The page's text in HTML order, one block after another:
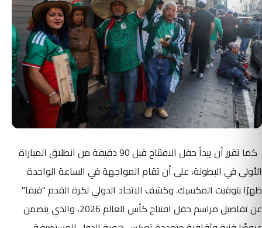
كما تقرر أن يبدأ حفل الافتتاح قبل 90 دقيقة من انطلاق المباراة
الأولى في البطولة، على أن تقام المواجهة في الساعة الواحدة
ظهرًا بتوقيت المكسيك. وكشف الاتحاد الدولي لكرة القدم "فيفا"
عن تفاصيل مراسم حفل افتتاح كأس العالم 2026، والذي يتضمن